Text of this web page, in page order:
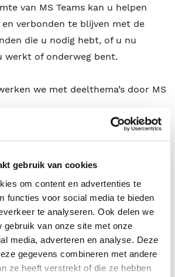
gebruik van cookies
om content en advertenties te
functies voor social media te bieden
te analyseren. Ook delen we
gebruik van onze site met onze
media, adverteren en analyse. Deze
gegevens combineren met andere
ze heeft verstrekt of die ze hebben
van MS Teams kan u helpen
verbonden te blijven met de
die u nodig hebt, of u nu
werkt of onderweg bent.
we met deelthema’s door MS
met MS Teams. Hier gaat u aan
kanalen en apps verkennen. In
van de belangrijkste
kennen. U leert hoe u
mensen en groepen stuurt
tabs en apps verkennen. In
u uw teams kunt inrichten